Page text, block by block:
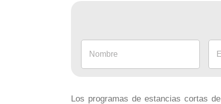
Los programas de estancias cortas de